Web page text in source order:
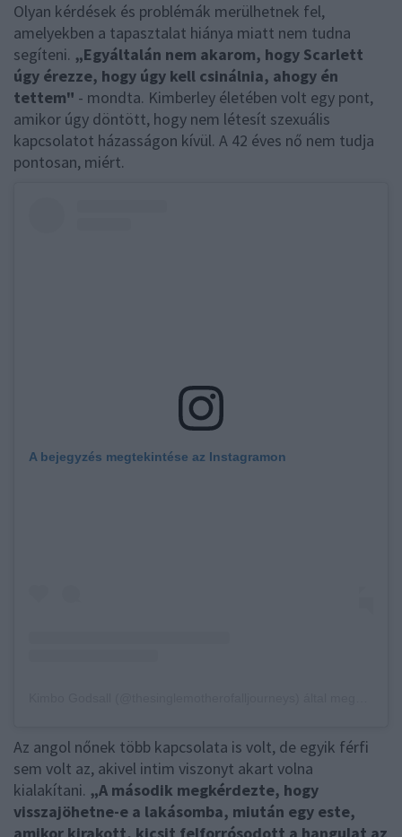
Olyan kérdések és problémák merülhetnek fel,
amelyekben a tapasztalat hiánya miatt nem tudna
segíteni. „Egyáltalán nem akarom, hogy Scarlett
úgy érezze, hogy úgy kell csinálnia, ahogy én
tettem" - mondta. Kimberley életében volt egy pont,
amikor úgy döntött, hogy nem létesít szexuális
kapcsolatot házasságon kívül. A 42 éves nő nem tudja
pontosan, miért.
A bejegyzés megtekintése az Instagramon
Az angol nőnek több kapcsolata is volt, de egyik férfi
sem volt az, akivel intim viszonyt akart volna
kialakítani. „A második megkérdezte, hogy
visszajöhetne-e a lakásomba, miután egy este,